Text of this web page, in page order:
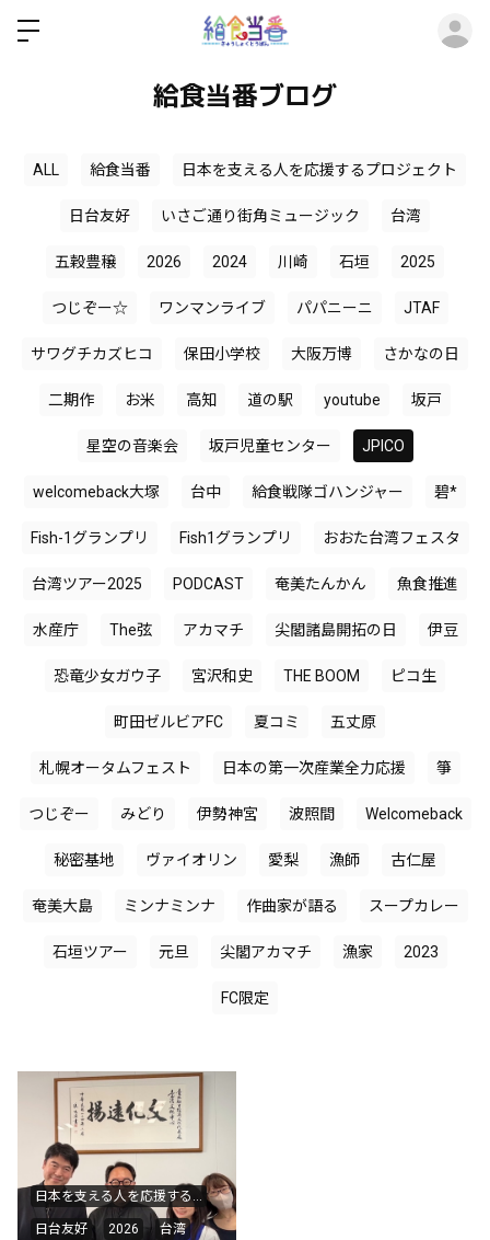
給食当番ブログ
ALL 給食当番 日本を支える人を応援するプロジェクト
日台友好 いさご通り街角ミュージック 台湾
五穀豊穣 2026 2024 川崎 石垣 2025
つじぞー☆ ワンマンライブ パパニーニ JTAF
サワグチカズヒコ 保田小学校 大阪万博 さかなの日
二期作 お米 高知 道の駅 youtube 坂戸
星空の音楽会 坂戸児童センター JPICO
welcomeback大塚 台中 給食戦隊ゴハンジャー 碧*
Fish-1グランプリ Fish1グランプリ おおた台湾フェスタ
台湾ツアー2025 PODCAST 奄美たんかん 魚食推進
水産庁 The弦 アカマチ 尖閣諸島開拓の日 伊豆
恐竜少女ガウ子 宮沢和史 THE BOOM ピコ生
町田ゼルビアFC 夏コミ 五丈原
札幌オータムフェスト 日本の第一次産業全力応援 箏
つじぞー みどり 伊勢神宮 波照間 Welcomeback
秘密基地 ヴァイオリン 愛梨 漁師 古仁屋
奄美大島 ミンナミンナ 作曲家が語る スープカレー
石垣ツアー 元旦 尖閣アカマチ 漁家 2023
FC限定
日本を支える人を応援する...
日台友好 2026 台湾